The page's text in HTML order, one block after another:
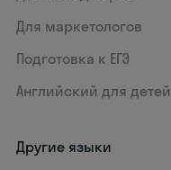
Для маркетологов
Подготовка к ЕГЭ
Английский для детей
Другие языки